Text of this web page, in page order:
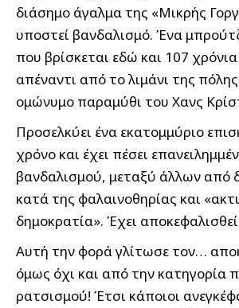
διάσημο άγαλμα της «Μικρής
υποστεί βανδαλισμό. Ένα
που βρίσκεται εδώ και 107
απέναντι από το λιμάνι της
ομώνυμο παραμύθι του Χανς
Προσελκύει ένα εκατομμύριο
χρόνο και έχει πέσει
βανδαλισμού, μεταξύ άλλων από
κατά της φαλαινοθηρίας και
δημοκρατία». Έχει
Αυτή την φορά γλίτωσε τον…
όμως όχι και από την κατηγορία
ρατσισμού! Έτσι κάποιοι